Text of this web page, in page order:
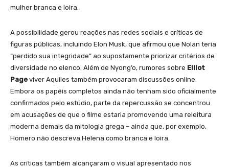
mulher branca e loira.
A possibilidade gerou reações nas redes sociais e críticas de
figuras públicas, incluindo Elon Musk, que afirmou que Nolan teria
“perdido sua integridade” ao supostamente priorizar critérios de
diversidade no elenco. Além de Nyong’o, rumores sobre Elliot
Page viver Aquiles também provocaram discussões online.
Embora os papéis completos ainda não tenham sido oficialmente
confirmados pelo estúdio, parte da repercussão se concentrou
em acusações de que o filme estaria promovendo uma releitura
moderna demais da mitologia grega – ainda que, por exemplo,
Homero não descreva Helena como branca e loira.
As críticas também alcançaram o visual apresentado nos